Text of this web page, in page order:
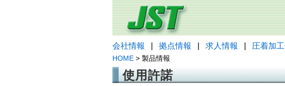
会社情報 拠点情報 求人情報 圧着加
HOME > 製品情報
使用許諾